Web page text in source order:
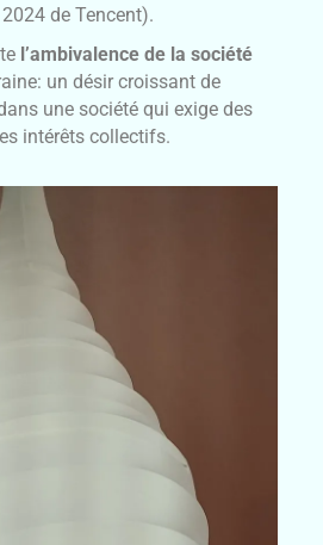
de Tencent).
l’ambivalence de la société
un désir croissant de
une société qui exige des
intérêts collectifs.